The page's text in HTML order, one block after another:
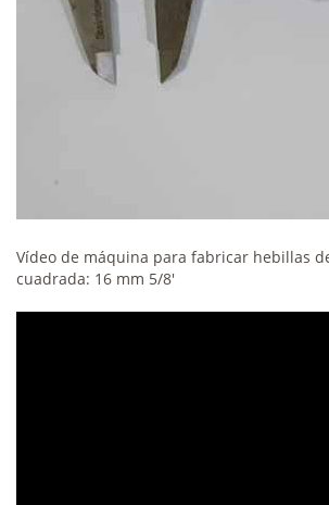
Vídeo de máquina para fabricar hebillas
cuadrada: 16 mm 5/8'